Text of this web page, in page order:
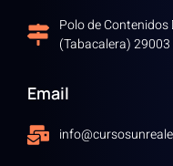
Polo de
(Tabacalera)
Email